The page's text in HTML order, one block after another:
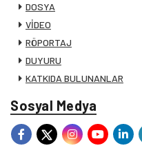
DOSYA
VİDEO
RÖPORTAJ
DUYURU
KATKIDA BULUNANLAR
Sosyal Medya